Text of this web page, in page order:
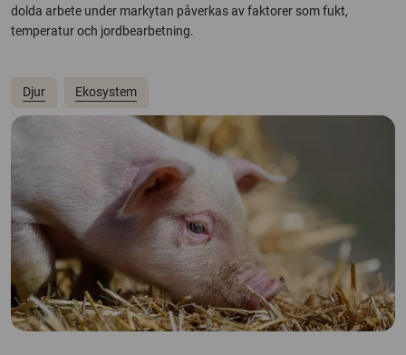
dolda arbete under markytan påverkas av faktorer som fukt,
temperatur och jordbearbetning.
Djur Ekosystem